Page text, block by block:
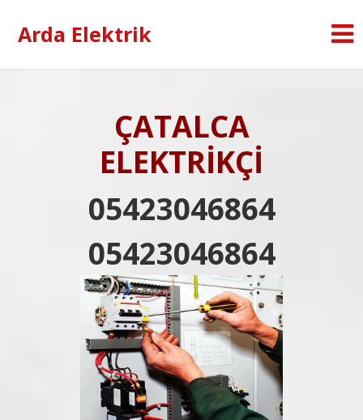
Arda Elektrik
ÇATALCA
ELEKTRİKÇİ
05423046864
05423046864